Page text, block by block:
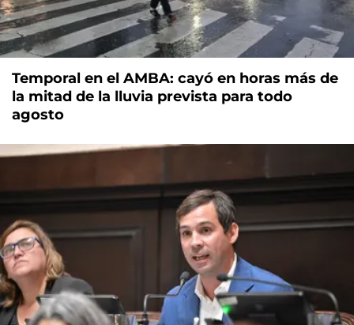
Temporal en el AMBA: cayó en horas más de
la mitad de la lluvia prevista para todo
agosto